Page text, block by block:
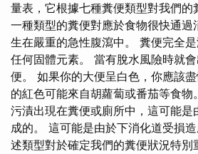
量表，它根據七種糞便類型對我們的
一種類型的糞便對應於食物很快通過
生在嚴重的急性腹瀉中。 糞便完全
任何固體元素。 當有脫水風險時就
便。 如果你的大便呈白色，你應該
的紅色可能來自胡蘿蔔或番茄等食
污漬出現在糞便或廁所中，這可能是
成的。 這可能是由於下消化道受損造
述類型對於確定我們的糞便狀況特別